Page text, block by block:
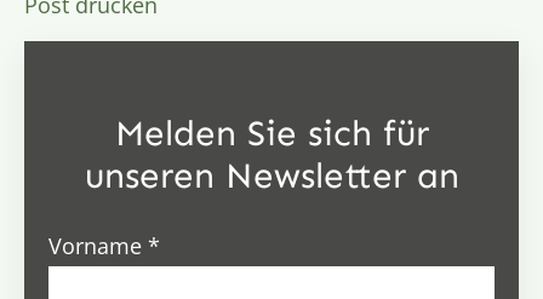
Melden Sie sich für
unseren Newsletter an
Vorname*